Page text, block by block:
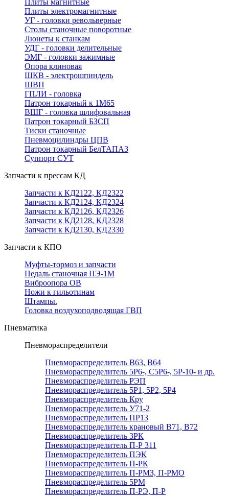
Плиты магнитные
Плиты электромагнитные
УГ - головки револьверные
Столы станочные поворотные
Люнеты к станкам
УДГ - головки делительные
ЭМГ - головки зажимные
Опора клиновая
ШКВ - электрошпиндель
ШВП
ГПЛИ - головка
Патрон токарный к 1М65
ВШГ - головка шлифовальная
Патрон токарный БЗСП
Тиски станочные
Пневмоцилиндры ЦПВ
Патрон токарный БелТАПАЗ
Суппорт СУТ
Запчасти к прессам КД
Запчасти к КД2122, КД2322
Запчасти к КД2124, КД2324
Запчасти к КД2126, КД2326
Запчасти к КД2128, КД2328
Запчасти к КД2130, КД2330
Запчасти к КПО
Муфты-тормоз и запчасти
Педаль станочная ПЭ-1М
Виброопора ОВ
Ножи к гильотинам
Штампы.
Головка воздухоподводящая ГВП
Пневматика
Пневмораспределители
Пневмораспределитель В63, В64
Пневмораспределитель 5Р6-, С5Р6-, 5Р-10- и др.
Пневмораспределитель РЭП
Пневмораспределитель 5Р1, 5Р2, 5Р4
Пневмораспределитель Кру
Пневмораспределитель У71-2
Пневмораспределитель ПР13
Пневмораспределитель крановый В71, В72
Пневмораспределитель 3РК
Пневмораспределитель П-Р 311
Пневмораспределитель ПЭК
Пневмораспределитель П-РК
Пневмораспределитель П-РМЗ, П-РМО
Пневмораспределитель 5РМ
Пневмораспределитель П-РЭ, П-Р